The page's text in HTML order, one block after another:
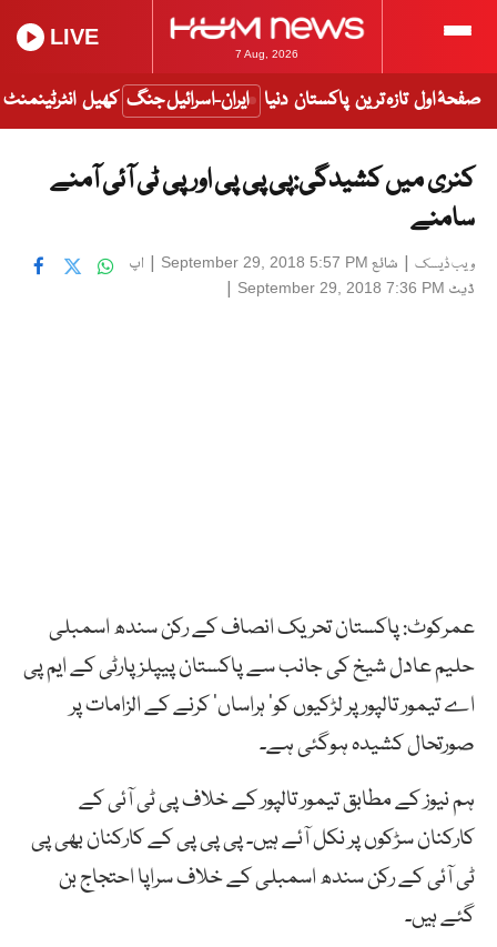
7 Aug, 2026
LIVE
صفحۂ اول تازہ ترین پاکستان دنیا ایران-اسرائیل جنگ کھیل انٹرٹینمنٹ
کنری میں کشیدگی:پی پی پی اور پی ٹی آئی آمنے
سامنے
ویب ڈیسک | شائع September 29, 2018 5:57 PM
| اپ
ڈیٹ September 29, 2018 7:36 PM
|
عمرکوٹ: پاکستان تحریک انصاف کے رکن سندھ اسمبلی
حلیم عادل شیخ کی جانب سے پاکستان پیپلز پارٹی کے ایم پی
اے تیمور تالپورپر لڑکیوں کو’ ہراساں‘ کرنے کے الزامات پر
صورتحال کشیدہ ہوگئی ہے۔
ہم نیوز کے مطابق تیمور تالپور کے خلاف پی ٹی آئی کے
کارکنان سڑکوں پر نکل آئے ہیں۔ پی پی پی کے کارکنان بھی پی
ٹی آئی کے رکن سندھ اسمبلی کے خلاف سراپا احتجاج بن
گئے ہیں۔